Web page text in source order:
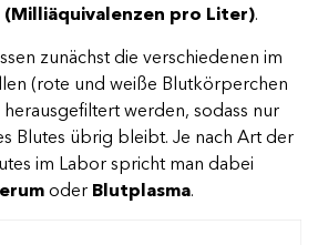
(Milliäquivalenzen pro Liter).
zunächst die verschiedenen im
(rote und weiße Blutkörperchen
werden, sodass nur
Blutes übrig bleibt. Je nach Art der
im Labor spricht man dabei
oder Blutplasma.